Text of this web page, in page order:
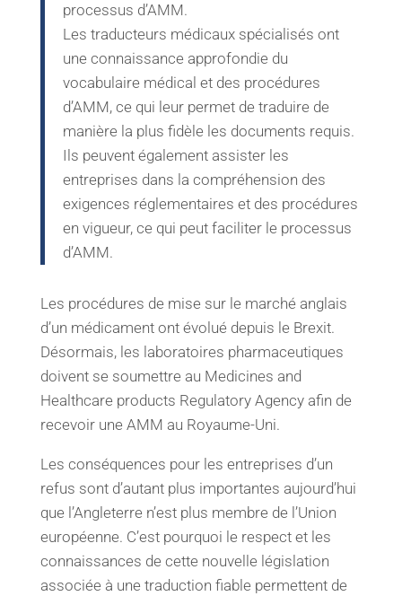
processus d’AMM.
Les traducteurs médicaux spécialisés ont
une connaissance approfondie du
vocabulaire médical et des procédures
d’AMM, ce qui leur permet de traduire de
manière la plus fidèle les documents requis.
Ils peuvent également assister les
entreprises dans la compréhension des
exigences réglementaires et des procédures
en vigueur, ce qui peut faciliter le processus
d’AMM.
Les procédures de mise sur le marché anglais
d’un médicament ont évolué depuis le Brexit.
Désormais, les laboratoires pharmaceutiques
doivent se soumettre au Medicines and
Healthcare products Regulatory Agency afin de
recevoir une AMM au Royaume-Uni.
Les conséquences pour les entreprises d’un
refus sont d’autant plus importantes aujourd’hui
que l’Angleterre n’est plus membre de l’Union
européenne. C’est pourquoi le respect et les
connaissances de cette nouvelle législation
associée à une traduction fiable permettent de